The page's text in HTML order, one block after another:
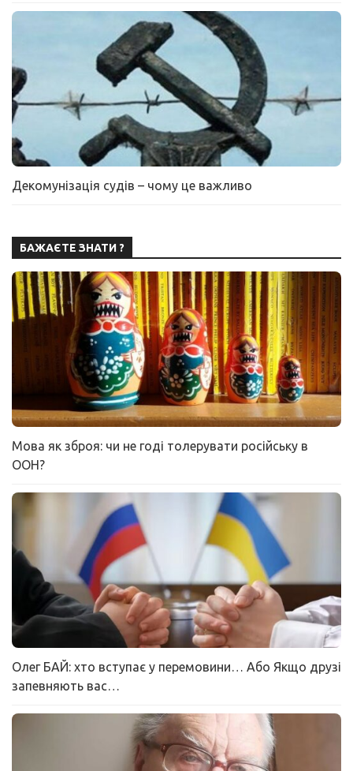
Декомунізація судів – чому це важливо
БАЖАЄТЕ ЗНАТИ ?
Мова як зброя: чи не годі толерувати російську в
ООН?
Олег БАЙ: хто вступає у перемовини… Або Якщо друзі
запевняють вас…